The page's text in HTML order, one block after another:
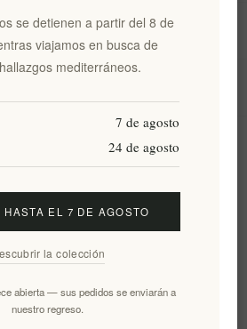
Mi cuenta
se detienen a partir del 8 de
viajamos en busca de
mediterráneos.
7 de agosto
24 de agosto
HASTA EL 7 DE AGOSTO
la colección
abierta — sus pedidos se enviarán a
nuestro regreso.